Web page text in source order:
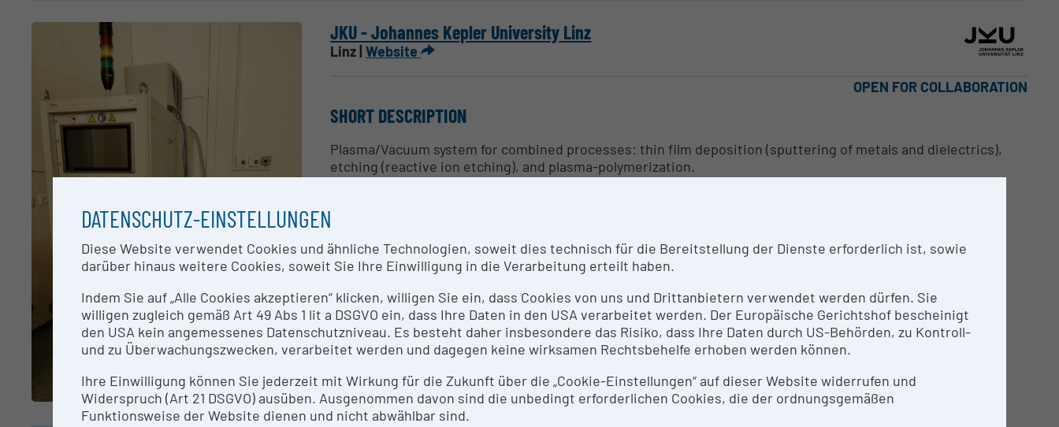
JKU - Johannes Kepler University Linz
Linz |Website
OPEN FOR COLLABORATION
SHORT DESCRIPTION
Plasma/Vacuum system for combined processes: thin film deposition (sputtering of metals and dielectrics),
etching (reactive ion etching), and plasma-polymerization.
Assoz.- Prof. Dr. Wolfgang Hilber
RESEARCH SERVICES
thin film technology, thick film technology, functional materials, sensors and actuators
METHODS & EXPERTISE FOR RESEARCH INFRASTRUCTURE
Realization of miniaturized sensors and actuators based on thin film technology.
DATENSCHUTZ-EINSTELLUNGEN
Diese Website verwendet Cookies und ähnliche Technologien, soweit dies technisch für die Bereitstellung der Dienste erforderlich ist, sowie
darüber hinaus weitere Cookies, soweit Sie Ihre Einwilligung in die Verarbeitung erteilt haben.
Indem Sie auf „Alle Cookies akzeptieren“ klicken, willigen Sie ein, dass Cookies von uns und Drittanbietern verwendet werden dürfen. Sie
willigen zugleich gemäß Art 49 Abs 1 lit a DSGVO ein, dass Ihre Daten in den USA verarbeitet werden. Der Europäische Gerichtshof bescheinigt
den USA kein angemessenes Datenschutzniveau. Es besteht daher insbesondere das Risiko, dass Ihre Daten durch US-Behörden, zu Kontroll-
und zu Überwachungszwecken, verarbeitet werden und dagegen keine wirksamen Rechtsbehelfe erhoben werden können.
Ihre Einwilligung können Sie jederzeit mit Wirkung für die Zukunft über die „Cookie-Einstellungen“ auf dieser Website widerrufen und
Widerspruch (Art 21 DSGVO) ausüben. Ausgenommen davon sind die unbedingt erforderlichen Cookies, die der ordnungsgemäßen
Funktionsweise der Website dienen und nicht abwählbar sind.